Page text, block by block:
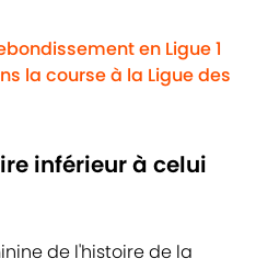
en Ligue 1
la course à la Ligue des
inférieur à celui
de l'histoire de la